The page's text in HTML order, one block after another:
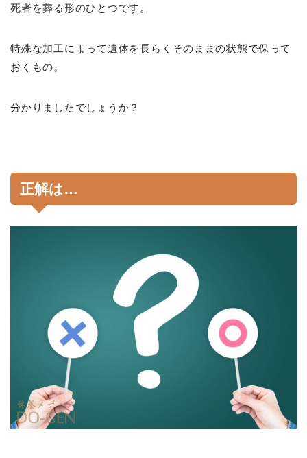
死者を葬る形のひとつです。
特殊な加工によって遺体を長らくそのままの状態で保って
おくもの。
分かりましたでしょうか？
正解は…